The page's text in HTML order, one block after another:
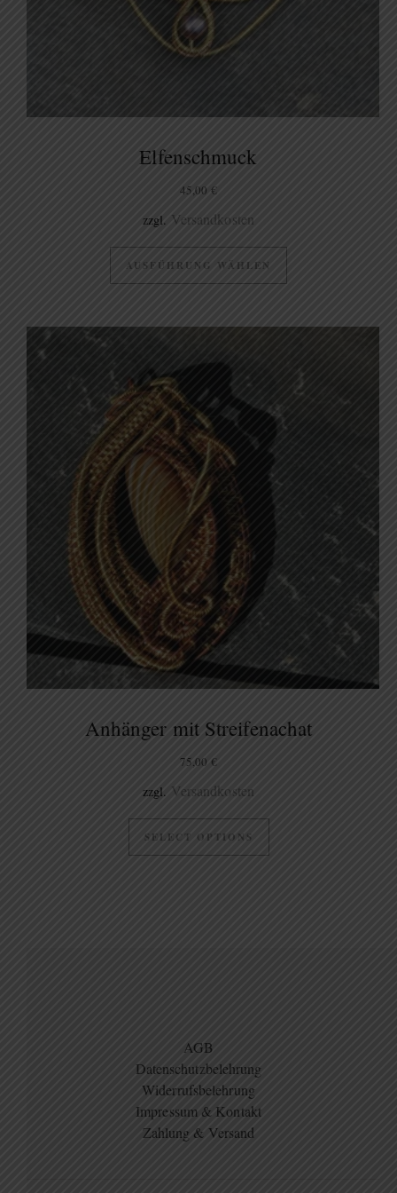
Elfenschmuck
45,00€
zzgl. Versandkosten
AUSFÜHRUNG WÄHLEN
Anhänger mit Streifenachat
75,00€
zzgl. Versandkosten
SELECT OPTIONS
AGB
Datenschutzbelehrung
Widerrufsbelehrung
Impressum & Kontakt
Zahlung & Versand